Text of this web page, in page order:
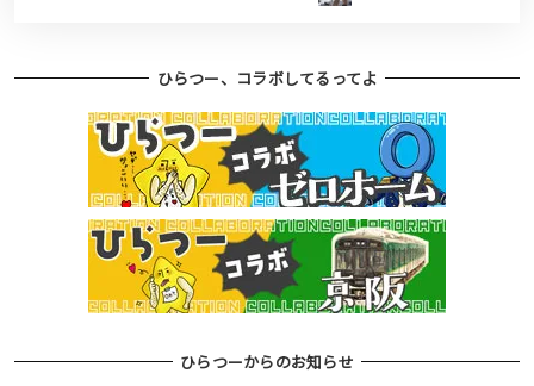
ひらつー、コラボしてるってよ
ひらつーからのお知らせ